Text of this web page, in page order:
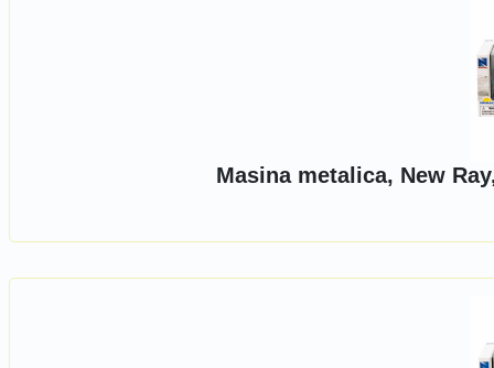
Masina metalica, New